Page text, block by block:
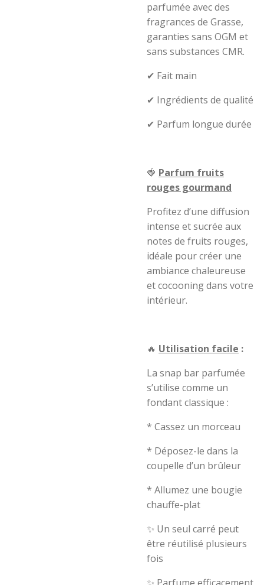
parfumée avec des
fragrances de Grasse,
garanties sans OGM et
sans substances CMR.
✔ Fait main
✔ Ingrédients de qualité
✔ Parfum longue durée
🍓 Parfum fruits
rouges gourmand
Profitez d’une diffusion
intense et sucrée aux
notes de fruits rouges,
idéale pour créer une
ambiance chaleureuse
et cocooning dans votre
intérieur.
🔥 Utilisation facile :
La snap bar parfumée
s’utilise comme un
fondant classique :
* Cassez un morceau
* Déposez-le dans la
coupelle d’un brûleur
* Allumez une bougie
chauffe-plat
✨ Un seul carré peut
être réutilisé plusieurs
fois